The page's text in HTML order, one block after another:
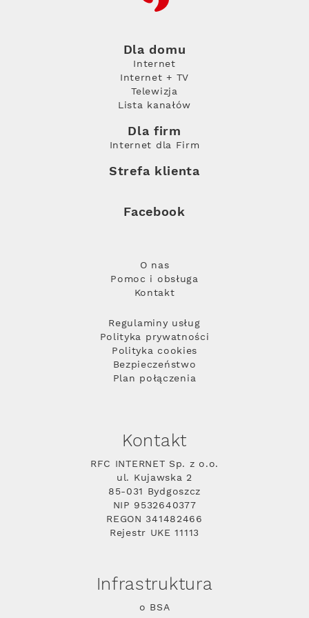
Dla domu
Internet
Internet + TV
Telewizja
Lista kanałów
Dla firm
Internet dla Firm
Strefa klienta
Facebook
O nas
Pomoc i obsługa
Kontakt
Regulaminy usług
Polityka prywatności
Polityka cookies
Bezpieczeństwo
Plan połączenia
Kontakt
RFC INTERNET Sp. z o.o.
ul. Kujawska 2
85-031 Bydgoszcz
NIP 9532640377
REGON 341482466
Rejestr UKE 11113
Infrastruktura
o BSA